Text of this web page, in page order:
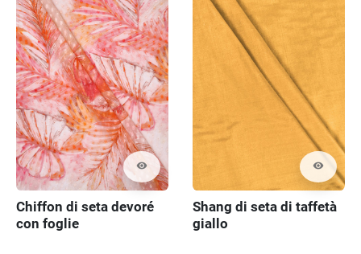
visibility
Chiffon di seta devoré
con foglie
visibility
Shang di seta di taffetà
giallo